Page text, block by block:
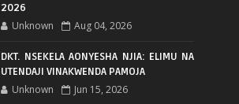
2026
Unknown Aug 04, 2026
DKT. NSEKELA AONYESHA NJIA: ELIMU NA
UTENDAJI VINAKWENDA PAMOJA
Unknown Jun 15, 2026